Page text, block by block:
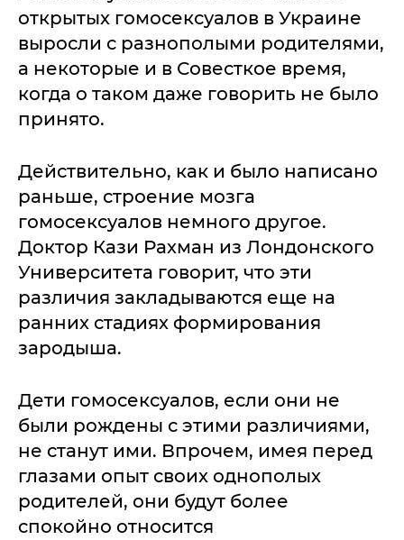
открытых гомосексуалов в Украине
выросли с разнополыми родителями,
а некоторые и в Совесткое время,
когда о таком даже говорить не было
принято.
Действительно, как и было написано
раньше, строение мозга
гомосексуалов немного другое.
Доктор Кази Рахман из Лондонского
Университета говорит, что эти
различия закладываются еще на
ранних стадиях формирования
зародыша.
Дети гомосексуалов, если они не
были рождены с этими различиями,
не станут ими. Впрочем, имея перед
глазами опыт своих однополых
родителей, они будут более
спокойно относится